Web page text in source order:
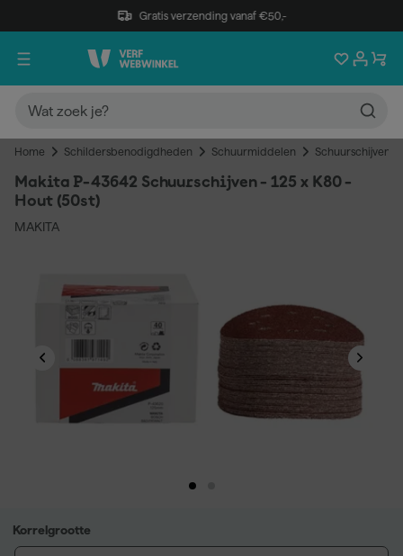
Gratis verzending vanaf €50,-
Home Schildersbenodigdheden Schuurmiddelen Schuurschijven
Makita P-43642 Schuurschijven - 125 x K80 -
Hout (50st)
MAKITA
Korrelgrootte